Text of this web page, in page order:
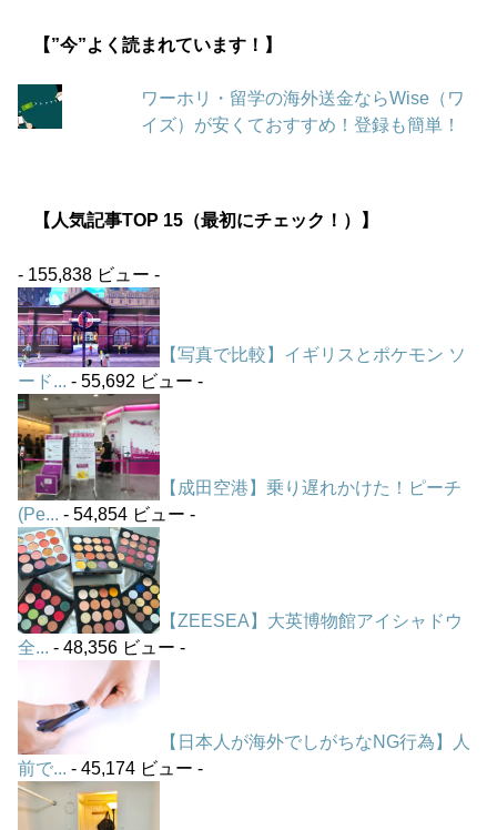
【”今”よく読まれています！】
ワーホリ・留学の海外送金ならWise（ワ
イズ）が安くておすすめ！登録も簡単！
【人気記事TOP 15（最初にチェック！）】
- 155,838 ビュー -
【写真で比較】イギリスとポケモン ソ
ード... - 55,692 ビュー -
【成田空港】乗り遅れかけた！ピーチ
(Pe... - 54,854 ビュー -
【ZEESEA】大英博物館アイシャドウ
全... - 48,356 ビュー -
【日本人が海外でしがちなNG行為】人
前で... - 45,174 ビュー -